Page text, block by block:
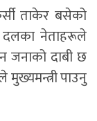
ताकेर बसेको
दलका नेताहरूले
जनाको दाबी छ
पाउनु